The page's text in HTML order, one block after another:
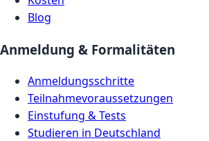
Blog
Anmeldung & Formalitäten
Anmeldungsschritte
Teilnahmevoraussetzungen
Einstufung & Tests
Studieren in Deutschland